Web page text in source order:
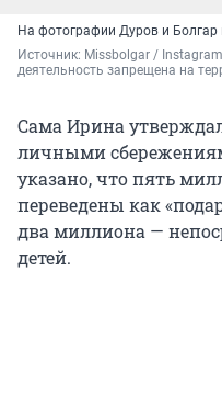
На фотографии Дуров и Болгар
Источник: Missbolgar /
деятельность запрещена на
Сама Ирина
личными
указано, что пять
переведены как
два миллиона —
детей.